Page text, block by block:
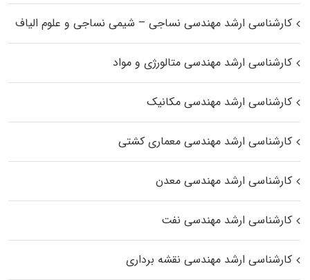
کارشناسی ارشد مهندسی نساجی – شیمی نساجی و علوم الیاف
کارشناسی ارشد مهندسی متالورژی و مواد
کارشناسی ارشد مهندسی مکانیک
کارشناسی ارشد مهندسی معماری کشتی
کارشناسی ارشد مهندسی معدن
کارشناسی ارشد مهندسی نفت
کارشناسی ارشد مهندسی نقشه برداری